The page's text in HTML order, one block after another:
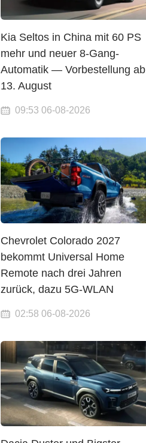
Kia Seltos in China mit 60 PS
mehr und neuer 8-Gang-
Automatik — Vorbestellung ab
13. August
09:53 06-08-2026
Chevrolet Colorado 2027
bekommt Universal Home
Remote nach drei Jahren
zurück, dazu 5G-WLAN
02:58 06-08-2026